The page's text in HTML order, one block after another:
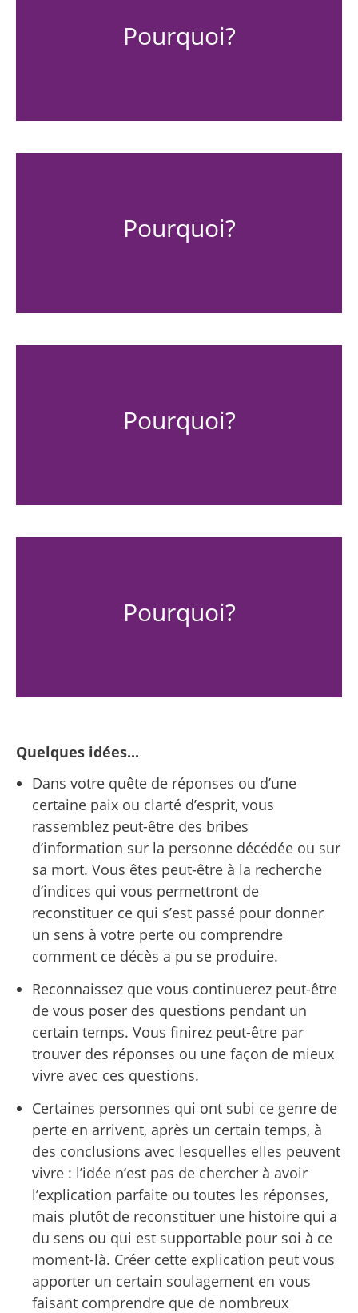
Pourquoi?
Pourquoi?
Pourquoi?
Pourquoi?
Quelques idées...
Dans votre quête de réponses ou d’une
certaine paix ou clarté d’esprit, vous
rassemblez peut-être des bribes
d’information sur la personne décédée ou sur
sa mort. Vous êtes peut-être à la recherche
d’indices qui vous permettront de
reconstituer ce qui s’est passé pour donner
un sens à votre perte ou comprendre
comment ce décès a pu se produire.
Reconnaissez que vous continuerez peut-être
de vous poser des questions pendant un
certain temps. Vous finirez peut-être par
trouver des réponses ou une façon de mieux
vivre avec ces questions.
Certaines personnes qui ont subi ce genre de
perte en arrivent, après un certain temps, à
des conclusions avec lesquelles elles peuvent
vivre : l’idée n’est pas de chercher à avoir
l’explication parfaite ou toutes les réponses,
mais plutôt de reconstituer une histoire qui a
du sens ou qui est supportable pour soi à ce
moment-là. Créer cette explication peut vous
apporter un certain soulagement en vous
faisant comprendre que de nombreux